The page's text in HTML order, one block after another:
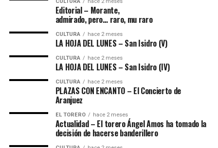
Editorial – Morante,
admirado, pero… raro, mu raro
CULTURA hace 2 meses
LA HOJA DEL LUNES – San Isidro (V)
CULTURA hace 2 meses
LA HOJA DEL LUNES – San Isidro (IV)
CULTURA hace 2 meses
PLAZAS CON ENCANTO – El Concierto de
Aranjuez
EL TORERO hace 2 meses
Actualidad – El torero Ángel Amos ha tomado la
decisión de hacerse banderillero